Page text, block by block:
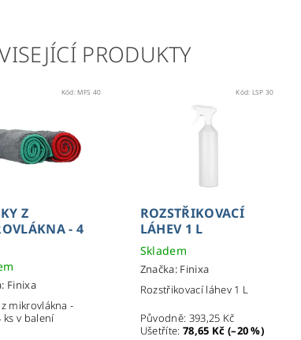
PRODUKTY
Kód:MFS 40
Z
- 4
Finixa
mikrovlákna -
ks v balení
Kód: LSP 30
ROZSTŘIKOVACÍ
LÁHEV 1 L
Skladem
Značka: Finixa
Rozstřikovací láhev 1 L
Původně: 393,25 Kč
Ušetříte:78,65 Kč (–20 %)